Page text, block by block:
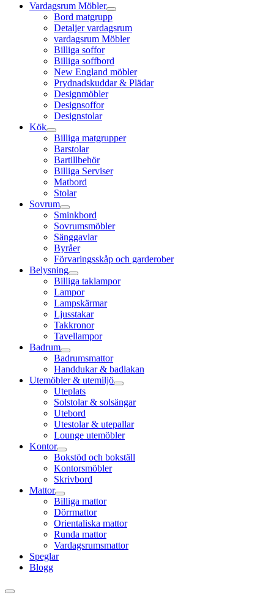
Vardagsrum Möbler
Bord matgrupp
Detaljer vardagsrum
vardagsrum Möbler
Billiga soffor
Billiga soffbord
New England möbler
Prydnadskuddar & Plädar
Designmöbler
Designsoffor
Designstolar
Kök
Billiga matgrupper
Barstolar
Bartillbehör
Billiga Serviser
Matbord
Stolar
Sovrum
Sminkbord
Sovrumsmöbler
Sänggavlar
Byråer
Förvaringsskåp och garderober
Belysning
Billiga taklampor
Lampor
Lampskärmar
Ljusstakar
Takkronor
Tavellampor
Badrum
Badrumsmattor
Handdukar & badlakan
Utemöbler & utemiljö
Uteplats
Solstolar & solsängar
Utebord
Utestolar & utepallar
Lounge utemöbler
Kontor
Bokstöd och bokställ
Kontorsmöbler
Skrivbord
Mattor
Billiga mattor
Dörrmattor
Orientaliska mattor
Runda mattor
Vardagsrumsmattor
Speglar
Blogg